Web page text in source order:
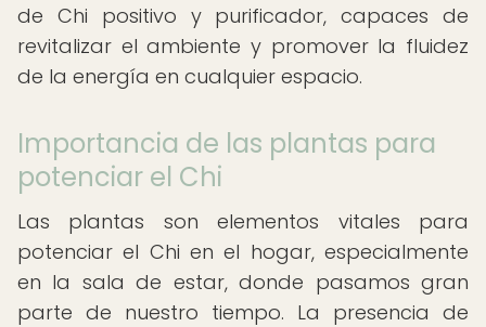
de Chi positivo y purificador, capaces de
revitalizar el ambiente y promover la fluidez
de la energía en cualquier espacio.
Importancia de las plantas para
potenciar el Chi
Las plantas son elementos vitales para
potenciar el Chi en el hogar, especialmente
en la sala de estar, donde pasamos gran
parte de nuestro tiempo. La presencia de